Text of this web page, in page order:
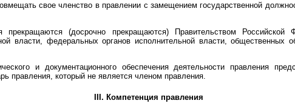
свое членство в правлении с замещением государственной
(досрочно прекращаются) Правительством Российской
власти, федеральных органов исполнительной власти, общественных
и документационного обеспечения деятельности правления
правления, который не является членом правления.
III. Компетенция правления